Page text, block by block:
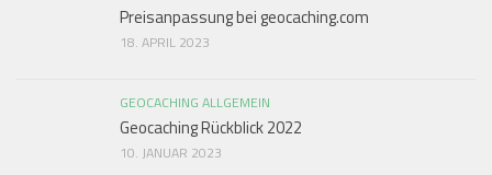
Preisanpassung bei geocaching.com
18. APRIL 2023
GEOCACHING ALLGEMEIN
Geocaching Rückblick 2022
10. JANUAR 2023